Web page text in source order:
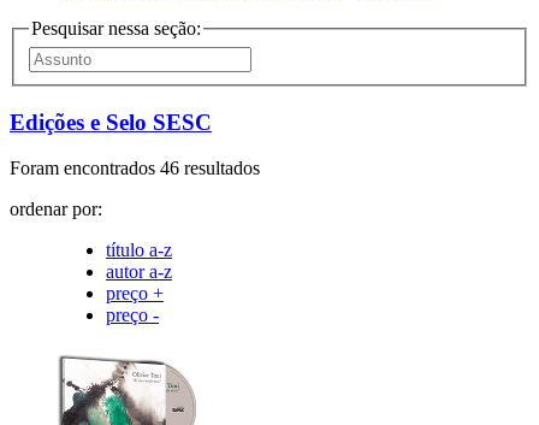
Pesquisar nessa seção:
Edições e Selo SESC
Foram encontrados 46 resultados
ordenar por:
título a-z
autor a-z
preço +
preço -